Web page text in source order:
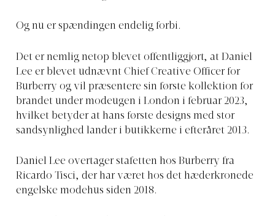
Og nu er spændingen endelig forbi.
Det er nemlig netop blevet offentliggjort, at Daniel
Lee er blevet udnævnt Chief Creative Officer for
Burberry og vil præsentere sin første kollektion for
brandet under modeugen i London i februar 2023,
hvilket betyder at hans første designs med stor
sandsynlighed lander i butikkerne i efteråret 2013.
Daniel Lee overtager stafetten hos Burberry fra
Ricardo Tisci, der har været hos det hæderkronede
engelske modehus siden 2018.